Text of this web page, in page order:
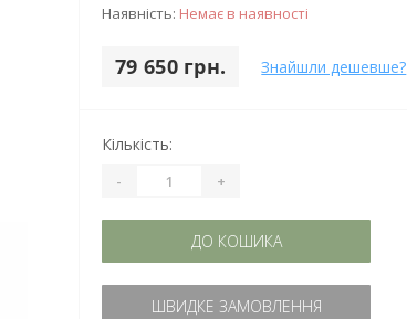
Наявність: Немає в наявності
79 650 грн. Знайшли дешевше?
Кількість:
- +
ДО КОШИКА
ШВИДКЕ ЗАМОВЛЕННЯ